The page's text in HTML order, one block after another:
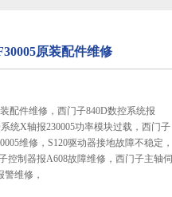
原装配件维修
配件维修，西门子840D数控系统报
统X轴报230005功率模块过载，西门子
维修，S120驱动器接地故障不稳定，
控制器报A608故障维修，西门子主轴伺
警维修，